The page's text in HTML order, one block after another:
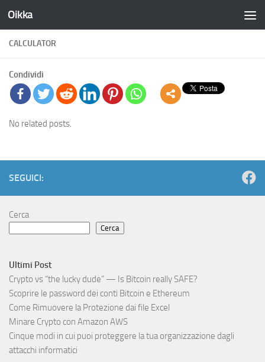
Salta al contenuto
Oikka
CALCULATOR
Condividi
No related posts.
SEGUICI:
Cerca
Cerca
Ultimi Post
Crypto vs “the lucky dude” — Is Bitcoin really SAFE?
Scoprire le password dei conti Bitcoin e Ethereum
Come Rimuovere la Protezione dai file Excel
Minare Crypto con Amazon AWS
Cinque modi in cui puoi proteggere la tua organizzazione dagli
attacchi informatici